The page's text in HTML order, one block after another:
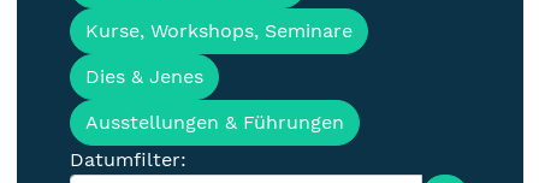
Kurse, Workshops, Seminare
Dies & Jenes
Ausstellungen & Führungen
Datumfilter: